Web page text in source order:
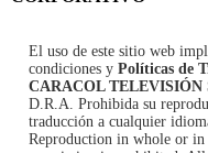
El uso de este sitio web
condiciones y Políticas de
CARACOL TELEVISIÓN
D.R.A. Prohibida su
traducción a cualquier
Reproduction in whole or